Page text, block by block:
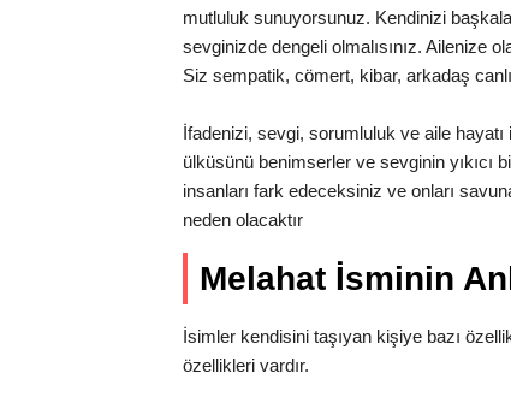
mutluluk sunuyorsunuz. Kendinizi
sevginizde dengeli olmalısınız. Ailenize
Siz sempatik, cömert, kibar, arkadaş
İfadenizi, sevgi, sorumluluk ve aile
ülküsünü benimserler ve sevginin yıkıcı
insanları fark edeceksiniz ve onları
neden olacaktır
Melahat İsminin
İsimler kendisini taşıyan kişiye bazı
özellikleri vardır.